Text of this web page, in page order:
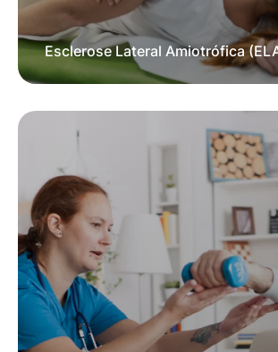
Esclerose Lateral Amiotrófica